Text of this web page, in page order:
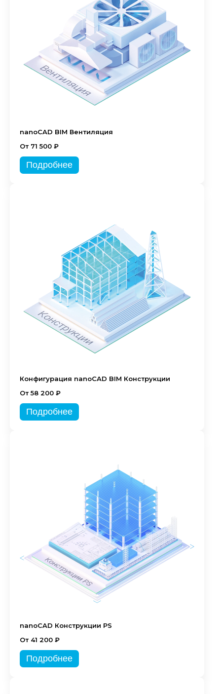
nanoCAD BIM Вентиляция
От 71 500 ₽
Подробнее
Конфигурация nanoCAD BIM Конструкции
От 58 200 ₽
Подробнее
nanoCAD Конструкции PS
От 41 200 ₽
Подробнее